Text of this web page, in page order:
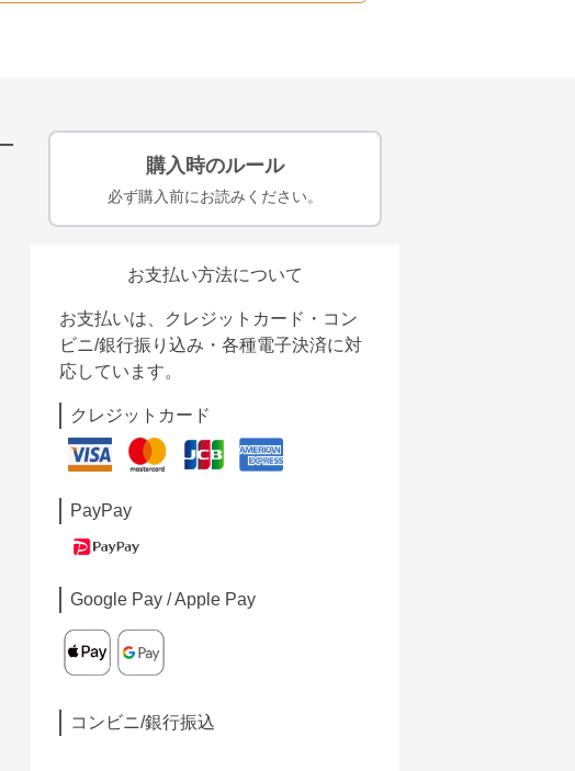
購入時のルール
必ず購入前にお読みください。
お支払い方法について
お支払いは、クレジットカード・コン
ビニ/銀行振り込み・各種電子決済に対
応しています。
クレジットカード
PayPay
Google Pay / Apple Pay
コンビニ/銀行振込